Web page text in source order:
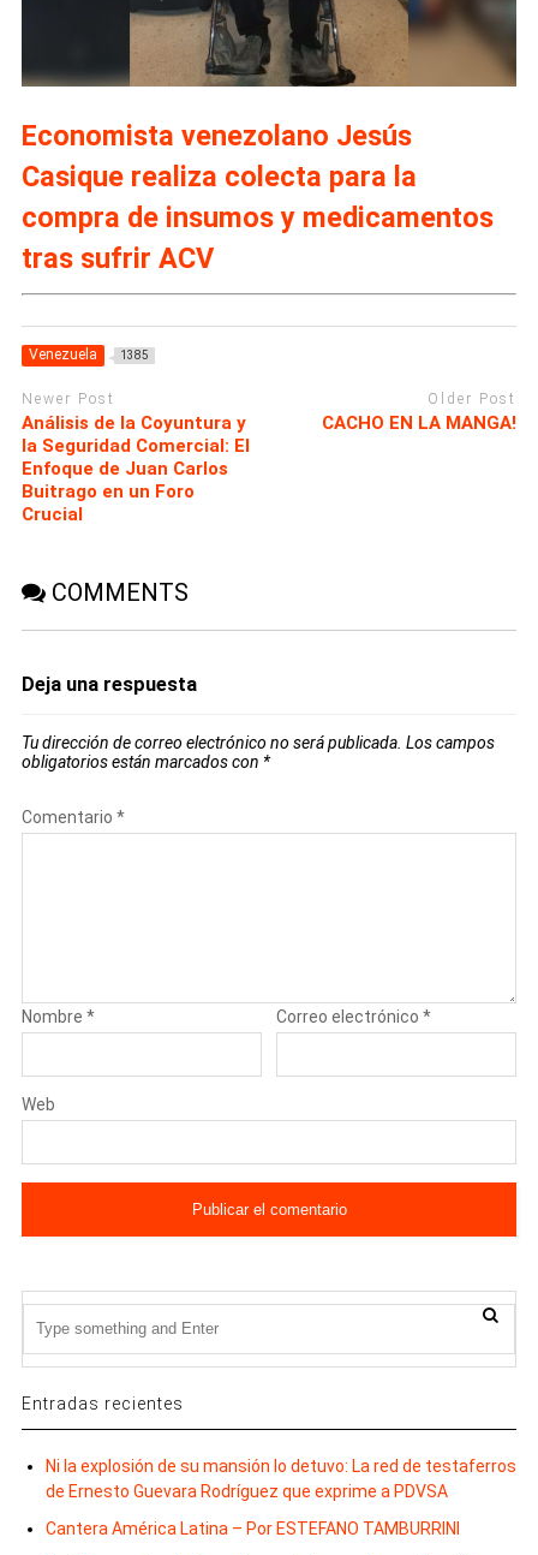
Economista venezolano Jesús
Casique realiza colecta para la
compra de insumos y medicamentos
tras sufrir ACV
Venezuela 1385
Newer Post
Análisis de la Coyuntura y
la Seguridad Comercial: El
Enfoque de Juan Carlos
Buitrago en un Foro
Crucial
Older Post
CACHO EN LA MANGA!
COMMENTS
Deja una respuesta
Tu dirección de correo electrónico no será publicada. Los campos
obligatorios están marcados con *
Comentario *
Nombre * Correo electrónico*
Web
Entradas recientes
Ni la explosión de su mansión lo detuvo: La red de testaferros
de Ernesto Guevara Rodríguez que exprime a PDVSA
Cantera América Latina – Por ESTEFANO TAMBURRINI